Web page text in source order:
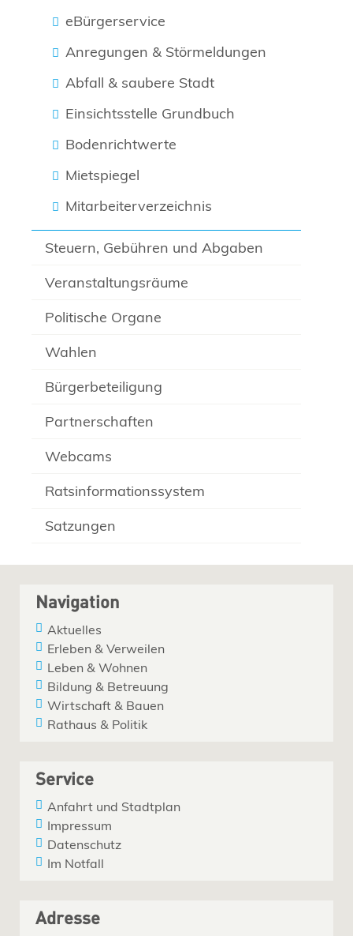
eBürgerservice
Anregungen & Störmeldungen
Abfall & saubere Stadt
Einsichtsstelle Grundbuch
Bodenrichtwerte
Mietspiegel
Mitarbeiterverzeichnis
Steuern, Gebühren und Abgaben
Veranstaltungsräume
Politische Organe
Wahlen
Bürgerbeteiligung
Partnerschaften
Webcams
Ratsinformationssystem
Satzungen
Navigation
Aktuelles
Erleben & Verweilen
Leben & Wohnen
Bildung & Betreuung
Wirtschaft & Bauen
Rathaus & Politik
Service
Anfahrt und Stadtplan
Impressum
Datenschutz
Im Notfall
Adresse